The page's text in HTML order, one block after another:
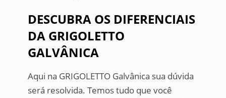
DESCUBRA OS DIFERENCIAIS
DA GRIGOLETTO
GALVÂNICA
Aqui na GRIGOLETTO Galvânica sua dúvida
será resolvida. Temos tudo que você